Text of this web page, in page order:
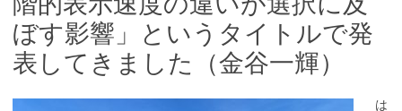
ぼす影響」というタイトルで発
表してきました（金谷一輝）
は